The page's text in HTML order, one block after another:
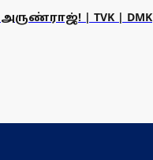
| TVK | DMK